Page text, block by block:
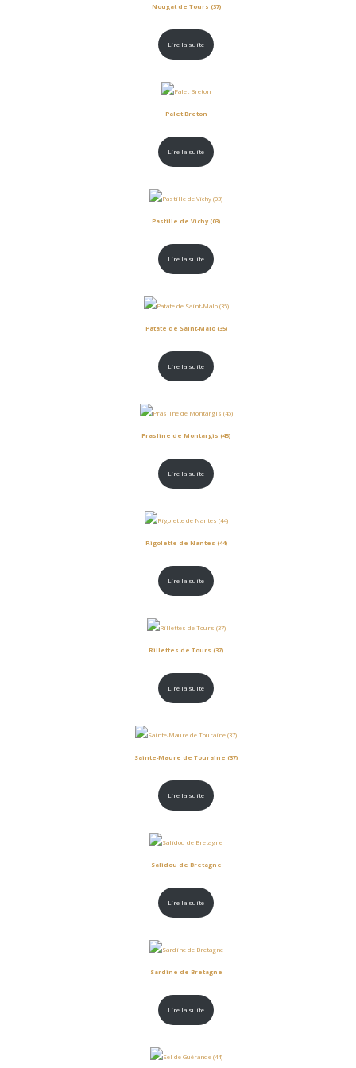
Nougat de Tours (37)
Lire la suite
Palet Breton
Lire la suite
Pastille de Vichy (03)
Lire la suite
Patate de Saint-Malo (35)
Lire la suite
Prasline de Montargis (45)
Lire la suite
Rigolette de Nantes (44)
Lire la suite
Rillettes de Tours (37)
Lire la suite
Sainte-Maure de Touraine (37)
Lire la suite
Salidou de Bretagne
Lire la suite
Sardine de Bretagne
Lire la suite